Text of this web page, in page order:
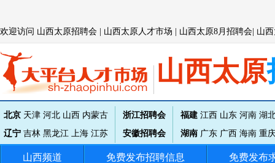
欢迎访问 山西太原招聘会 | 山西太原 人才市场 | 山西太原8月招聘会| 山
山西太原
北京 天津 河北 山西 内蒙古
辽宁 吉林 黑龙江 上海 江苏
浙江招聘会
安徽招聘会
福建 江西 山东 河南 湖
湖南 广东 广西 海南 重
山西频道 免费发布招聘信息 免费发布